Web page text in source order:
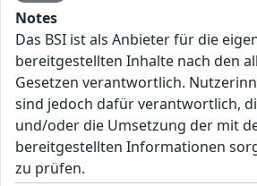
Notes
Das BSI ist als Anbieter für die
bereitgestellten Inhalte nach den
Gesetzen verantwortlich.
sind jedoch dafür verantwortlich,
und/oder die Umsetzung der mit
bereitgestellten Informationen
zu prüfen.